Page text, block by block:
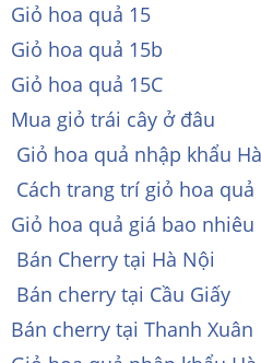
Giỏ hoa quả 15
Giỏ hoa quả 15b
Giỏ hoa quả 15C
Mua giỏ trái cây ở đâu
Giỏ hoa quả nhập khẩu
Cách trang trí giỏ hoa quả
Giỏ hoa quả giá bao nhiêu
Bán Cherry tại Hà Nội
Bán cherry tại Cầu Giấy
Bán cherry tại Thanh Xuân